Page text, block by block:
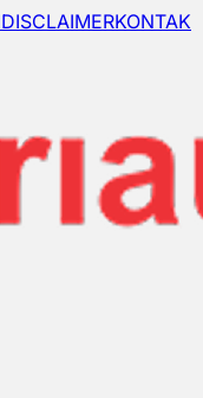
DISCLAIMERKONTAK